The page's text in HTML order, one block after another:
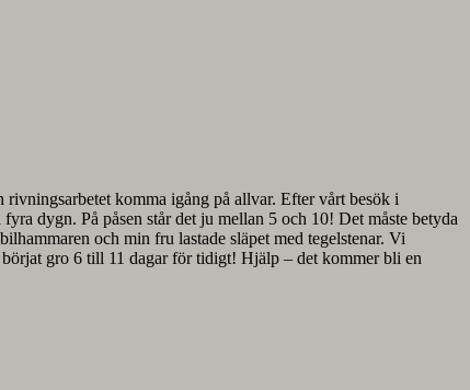
komma igång på allvar. Efter vårt besök i
dygn. På påsen står det ju mellan 5 och 10! Det måste betyda
och min fru lastade släpet med tegelstenar. Vi
gro 6 till 11 dagar för tidigt! Hjälp – det kommer bli en